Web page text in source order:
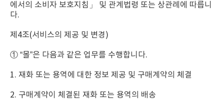
에서의 소비자 보호지침」 및 관계법령 또는 상관례에 따릅니
다.
제4조(서비스의 제공 및 변경)
① “몰”은 다음과 같은 업무를 수행합니다.
1. 재화 또는 용역에 대한 정보 제공 및 구매계약의 체결
2. 구매계약이 체결된 재화 또는 용역의 배송